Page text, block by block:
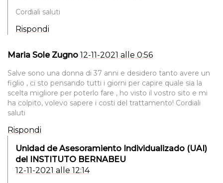
Cordiali saluti
Rispondi
Maria Sole Zugno 12-11-2021 alle 0:56
Salve sono una donna di 37 anni e desidero tanto avere un
figlio , ci sto pensando tutti i giorni per capire quale sia la
scelta migliore per poterlo fare , ho visto il vostro sito e mi
ha colpito, volevo sapere i costi del trattamento! Cordiali
saluti
Rispondi
Unidad de Asesoramiento Individualizado (UAI)
del INSTITUTO BERNABEU
12-11-2021 alle 12:14